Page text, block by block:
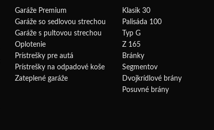
Garáže Premium
Garáže so sedlovou strechou
Garáže s pultovou strechou
Oplotenie
Prístrešky pre autá
Prístrešky na odpadové koše
Zateplené garáže
Klasik 30
Palisáda 100
Typ G
Z 165
Bránky
Segmentov
Dvojkrídlové brány
Posuvné brány